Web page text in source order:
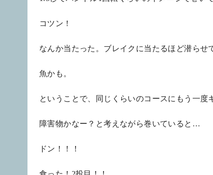
コツン！
なんか当たった。ブレイクに当たるほど潜らせ
魚かも。
ということで、同じくらいのコースにもう一度
障害物かなー？と考えながら巻いていると…
ドン！！！